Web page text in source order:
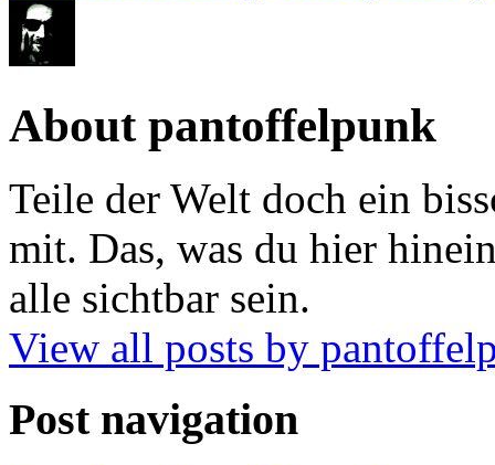
About pantoffelpunk
Teile der Welt doch ein
mit. Das, was du hier
alle sichtbar sein.
View all posts by
Post navigation